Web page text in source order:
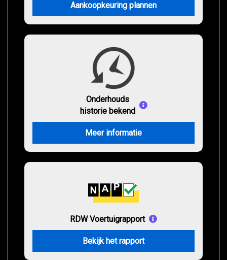
Aankoopkeuring plannen
Onderhouds
historie bekend
Meer informatie
RDW Voertuigrapport
Bekijk het rapport